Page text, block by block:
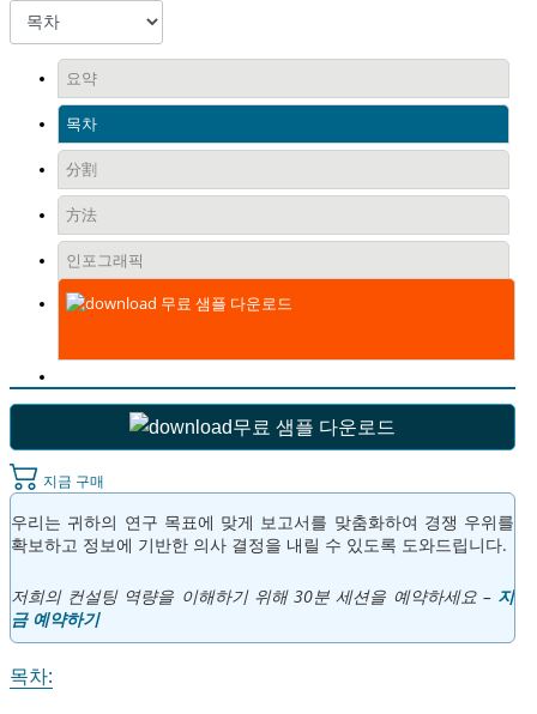
요약
목차
分割
方法
인포그래픽
무료 샘플 다운로드
무료 샘플 다운로드
지금 구매
우리는 귀하의 연구 목표에 맞게 보고서를 맞춤화하여 경쟁 우위를
확보하고 정보에 기반한 의사 결정을 내릴 수 있도록 도와드립니다.
저희의 컨설팅 역량을 이해하기 위해 30분 세션을 예약하세요 – 지
금 예약하기
목차: